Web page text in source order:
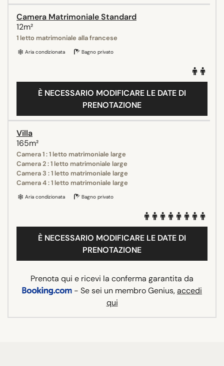
Camera Matrimoniale Standard
12m²
1 letto matrimoniale alla francese
Aria condizionata Bagno privato
È NECESSARIO MODIFICARE LE DATE DI
PRENOTAZIONE
Villa
165m²
Camera 1 : 1 letto matrimoniale large
Camera 2 : 1 letto matrimoniale large
Camera 3 : 1 letto matrimoniale large
Camera 4 : 1 letto matrimoniale large
Aria condizionata Bagno privato
È NECESSARIO MODIFICARE LE DATE DI
PRENOTAZIONE
Prenota qui e ricevi la conferma garantita da
- Se sei un membro Genius,accedi
qui